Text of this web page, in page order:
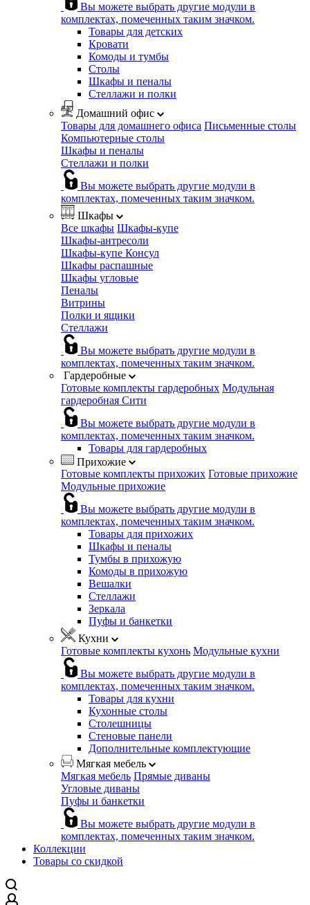
Вы можете выбрать другие модули в
комплектах, помеченных таким значком.
Товары для детских
Кровати
Комоды и тумбы
Столы
Шкафы и пеналы
Стеллажи и полки
Домашний офис
Товары для домашнего офиса Письменные столы
Компьютерные столы
Шкафы и пеналы
Стеллажи и полки
Вы можете выбрать другие модули в
комплектах, помеченных таким значком.
Шкафы
Все шкафы Шкафы-купе
Шкафы-антресоли
Шкафы-купе Консул
Шкафы распашные
Шкафы угловые
Пеналы
Витрины
Полки и ящики
Стеллажи
Вы можете выбрать другие модули в
комплектах, помеченных таким значком.
Гардеробные
Готовые комплекты гардеробных Модульная
гардеробная Сити
Вы можете выбрать другие модули в
комплектах, помеченных таким значком.
Товары для гардеробных
Прихожие
Готовые комплекты прихожих Готовые прихожие
Модульные прихожие
Вы можете выбрать другие модули в
комплектах, помеченных таким значком.
Товары для прихожих
Шкафы и пеналы
Тумбы в прихожую
Комоды в прихожую
Вешалки
Стеллажи
Зеркала
Пуфы и банкетки
Кухни
Готовые комплекты кухонь Модульные кухни
Вы можете выбрать другие модули в
комплектах, помеченных таким значком.
Товары для кухни
Кухонные столы
Столешницы
Стеновые панели
Дополнительные комплектующие
Мягкая мебель
Мягкая мебель Прямые диваны
Угловые диваны
Пуфы и банкетки
Вы можете выбрать другие модули в
комплектах, помеченных таким значком.
Коллекции
Товары со скидкой